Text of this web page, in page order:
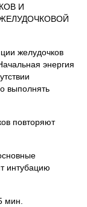
И
желудочков
энергия
выполнять
повторяют
интубацию
мин.